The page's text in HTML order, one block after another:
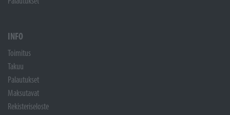
INFO
Toimitus
Takuu
Palautukset
Maksutavat
Rekisteriseloste